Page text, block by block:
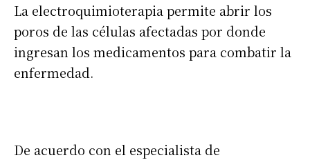
La electroquimioterapia permite abrir los
poros de las células afectadas por donde
ingresan los medicamentos para combatir la
enfermedad.
De acuerdo con el especialista de